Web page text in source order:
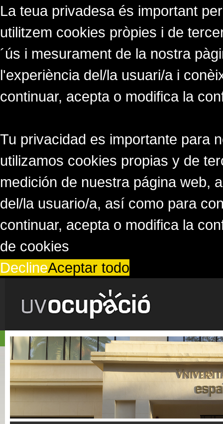
La teua privadesa és important
utilitzem cookies pròpies i de
´ús i mesurament de la nostra
l'experiència del/la usuari/a i
continuar, acepta o modifica la
Tu privacidad es importante para
utilizamos cookies propias y de
medición de nuestra página web,
del/la usuario/a, así como para
continuar, acepta o modifica la
de cookies
DeclineAceptar todo